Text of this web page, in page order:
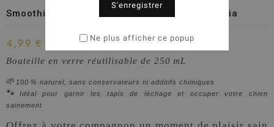
Smoothie pour chien - Fruits & Graines de chia
4,99 € TTC
Bouteille en verre réutilisable de 250 mL
🌱 100 % naturel, sans conservateurs ni additifs chimiques
🐾
Idéal pour garnir les tapis de léchage et occuper votre chien
sainement
S'enregistrer
Ne plus afficher ce popup